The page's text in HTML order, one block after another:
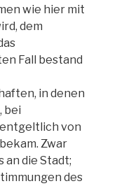
wie hier mit
dem
Fall bestand
in denen
bei
von
Zwar
an die Stadt;
des